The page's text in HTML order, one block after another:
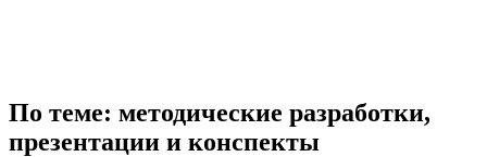
По теме: методические разработки,
презентации и конспекты